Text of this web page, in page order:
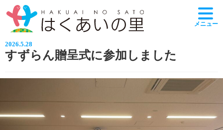
メニュー
2026.5.28
すずらん贈呈式に参加しました